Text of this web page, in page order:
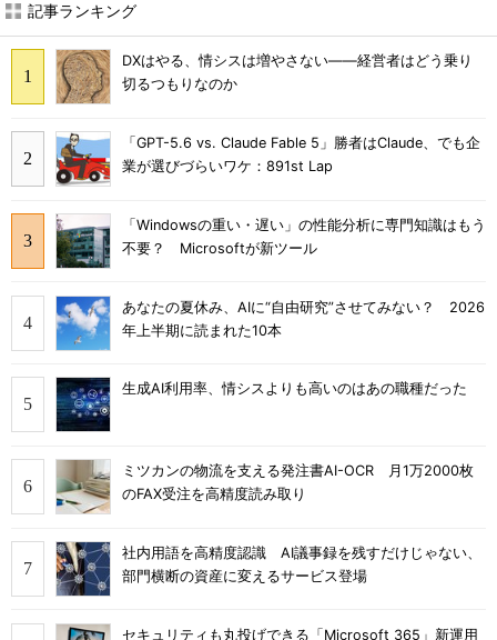
記事ランキング
DXはやる、情シスは増やさない――経営者はどう乗り
切るつもりなのか
「GPT-5.6 vs. Claude Fable 5」勝者はClaude、でも企
業が選びづらいワケ：891st Lap
「Windowsの重い・遅い」の性能分析に専門知識はもう
不要？ Microsoftが新ツール
あなたの夏休み、AIに“自由研究”させてみない？ 2026
年上半期に読まれた10本
生成AI利用率、情シスよりも高いのはあの職種だった
ミツカンの物流を支える発注書AI-OCR 月1万2000枚
のFAX受注を高精度読み取り
社内用語を高精度認識 AI議事録を残すだけじゃない、
部門横断の資産に変えるサービス登場
セキュリティも丸投げできる「Microsoft 365」新運用